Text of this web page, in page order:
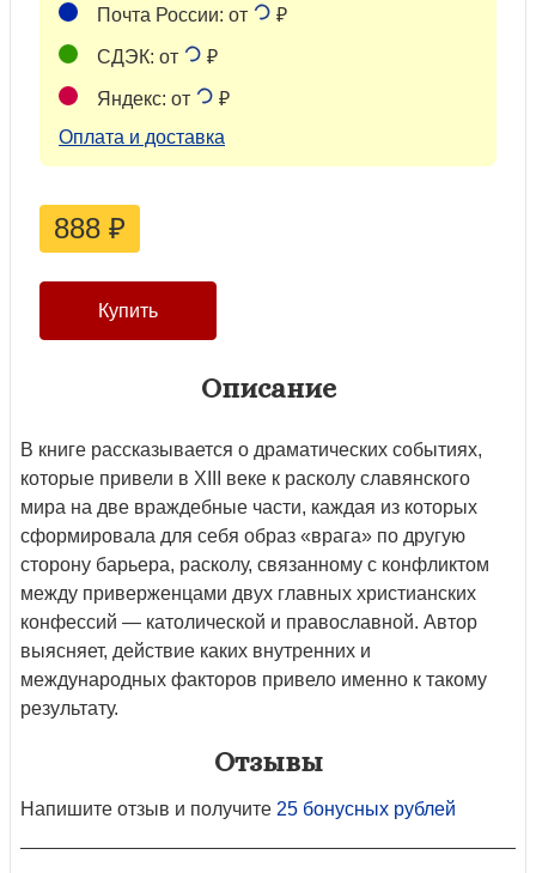
Почта России: от ₽
СДЭК: от ₽
Яндекс: от
₽
Оплата и доставка
888 ₽
Описание
В книге рассказывается о драматических событиях,
которые привели в XIII веке к расколу славянского
мира на две враждебные части, каждая из которых
сформировала для себя образ «врага» по другую
сторону барьера, расколу, связанному с конфликтом
между приверженцами двух главных христианских
конфессий — католической и православной. Автор
выясняет, действие каких внутренних и
международных факторов привело именно к такому
результату.
Отзывы
Напишите отзыв и получите 25 бонусных рублей